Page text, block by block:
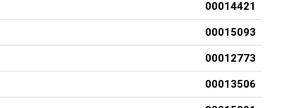
00014421
00015093
00012773
00013506